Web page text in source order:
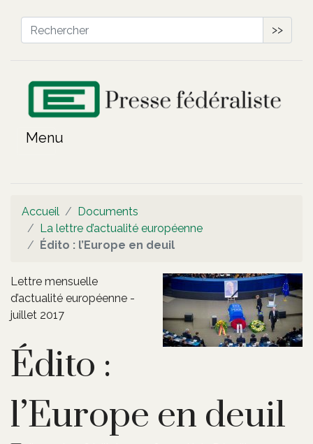
>>
Accueil
Documents
La lettre d’actualité européenne
Édito : l’Europe en deuil
Lettre mensuelle
d’actualité européenne -
juillet 2017
Édito :
l’Europe en deuil